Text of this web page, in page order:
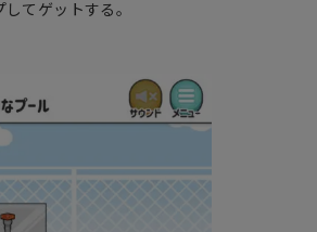
てゲットする。